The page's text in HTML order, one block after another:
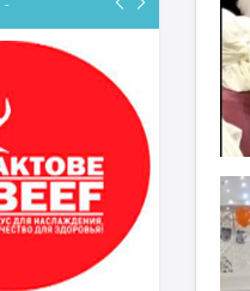
ДӘРІСТЕРІ
Смағұлов
Ғасыр" облыстық мешітінің
наиб имамы
ТІКЕЛЕЙ ЭФИРДЕ